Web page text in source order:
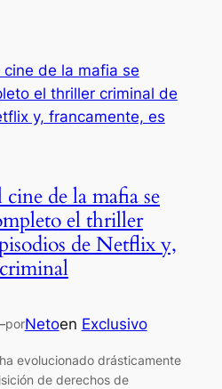
de la mafia se
el thriller
de Netflix y,
porNetoen Exclusivo
evolucionado drásticamente
de derechos de